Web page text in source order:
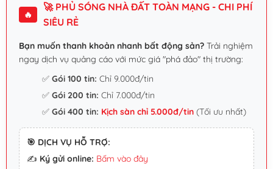
🔥
🚀 PHỦ SÓNG NHÀ ĐẤT TOÀN MẠNG - CHI PHÍ
SIÊU RẺ
Bạn muốn thanh khoản nhanh bất động sản? Trải nghiệm
ngay dịch vụ quảng cáo với mức giá "phá đảo" thị trường:
✅Gói 100 tin: Chỉ 9.000đ/tin
✅Gói 200 tin: Chỉ 7.000đ/tin
✅Gói 400 tin: Kịch sàn chỉ 5.000đ/tin (Tối ưu nhất)
🎯 DỊCH VỤ HỖ TRỢ:
✍️ Ký gửi online: Bấm vào đây